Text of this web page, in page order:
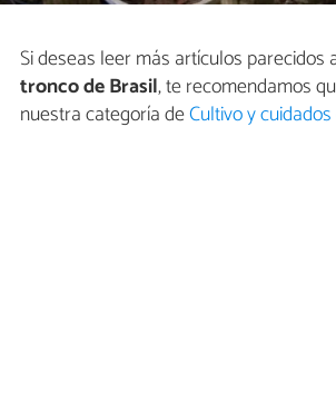
Si deseas leer más artículos parecidos
tronco de Brasil, te recomendamos
nuestra categoría deCultivo y